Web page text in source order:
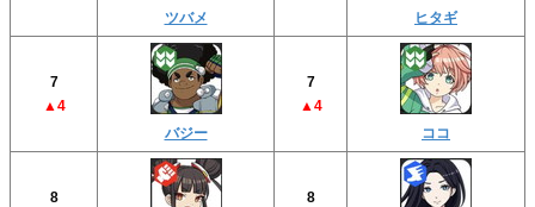
ツバメ
ヒタギ
7
▲4
バジー
7
▲4
ココ
8
8